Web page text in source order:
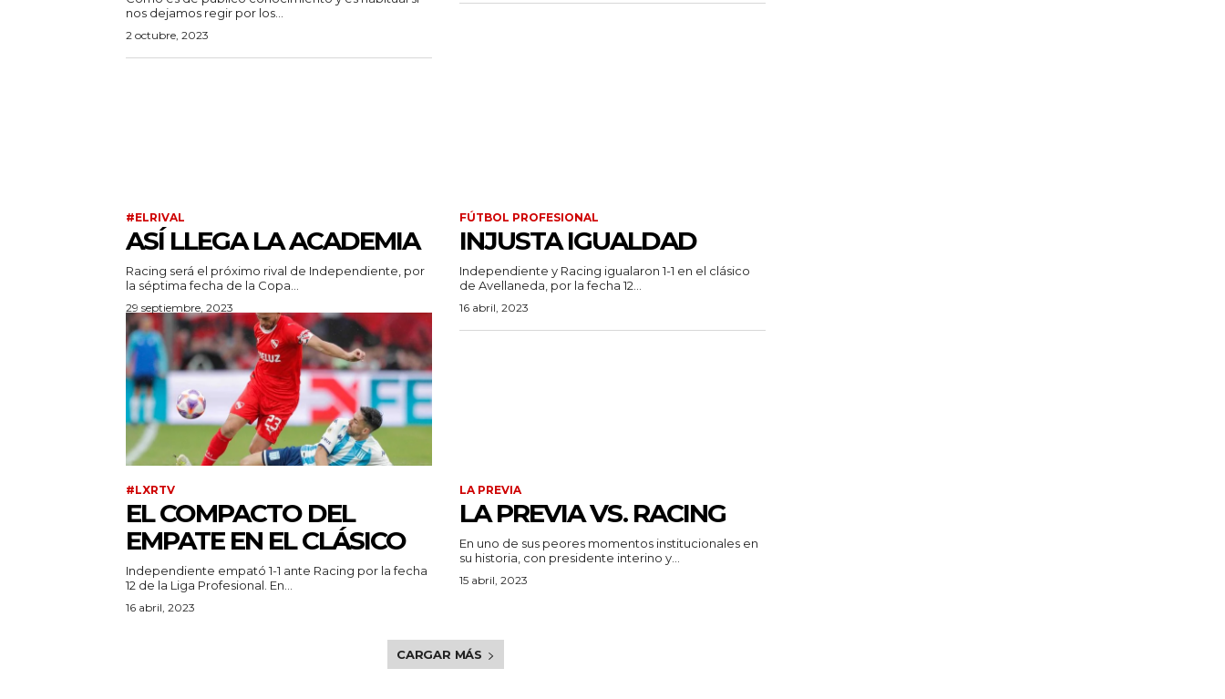
nos dejamos regir por los...
2 octubre, 2023
#ELRIVAL
ASÍ LLEGA LA ACADEMIA
Racing será el próximo rival de Independiente, por
la séptima fecha de la Copa...
29 septiembre, 2023
FÚTBOL PROFESIONAL
INJUSTA IGUALDAD
Independiente y Racing igualaron 1-1 en el clásico
de Avellaneda, por la fecha 12...
16 abril, 2023
#LXRTV
EL COMPACTO DEL
EMPATE EN EL CLÁSICO
Independiente empató 1-1 ante Racing por la fecha
12 de la Liga Profesional. En...
16 abril, 2023
LA PREVIA
LA PREVIA VS. RACING
En uno de sus peores momentos institucionales en
su historia, con presidente interino y...
15 abril, 2023
CARGAR MÁS